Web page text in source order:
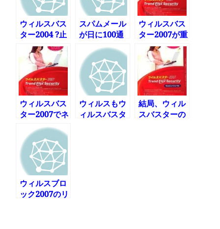
ウィルスバス
ター2004 ?止
まらないアッ
プデート?
スパムメール
が日に100通
以上届くとで
す
ウィルスバス
ター2007が重
い件を少し回
避できた
ウィルスバス
ター2007でネ
ットワークに
繋がらなくな
る件調査中
ウィルスもウ
ィルスバスタ
結局、ウィル
スバスターの
ウィルスブロ
ック2007のリ